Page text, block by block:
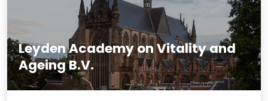
Leyden Academy on Vitality and
Ageing B.V.